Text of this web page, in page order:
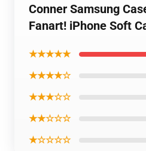
Conner Samsung
Fanart! iPhone Soft
★★★★★
★★★★☆
★★★☆☆
★★☆☆☆
★☆☆☆☆